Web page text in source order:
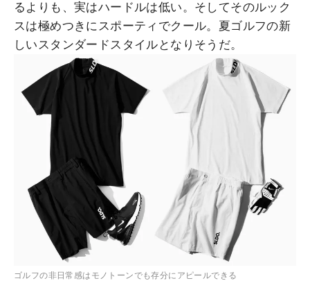
るよりも、実はハードルは低い。そしてそのルック
スは極めつきにスポーティでクール。夏ゴルフの新
しいスタンダードスタイルとなりそうだ。
ゴルフの非日常感はモノトーンでも存分にアピールできる